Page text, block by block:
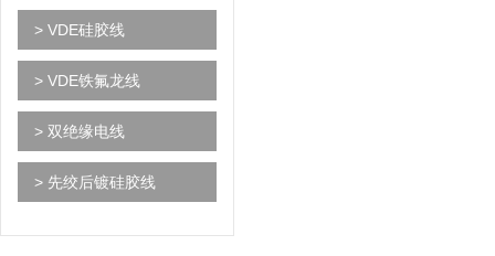
> VDE硅胶线
> VDE铁氟龙线
> 双绝缘电线
> 先绞后镀硅胶线